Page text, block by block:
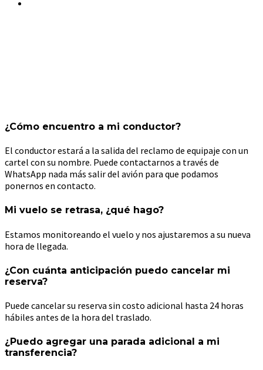
¿Cómo encuentro a mi conductor?
El conductor estará a la salida del reclamo de equipaje con un
cartel con su nombre. Puede contactarnos a través de
WhatsApp nada más salir del avión para que podamos
ponernos en contacto.
Mi vuelo se retrasa, ¿qué hago?
Estamos monitoreando el vuelo y nos ajustaremos a su nueva
hora de llegada.
¿Con cuánta anticipación puedo cancelar mi
reserva?
Puede cancelar su reserva sin costo adicional hasta 24 horas
hábiles antes de la hora del traslado.
¿Puedo agregar una parada adicional a mi
transferencia?